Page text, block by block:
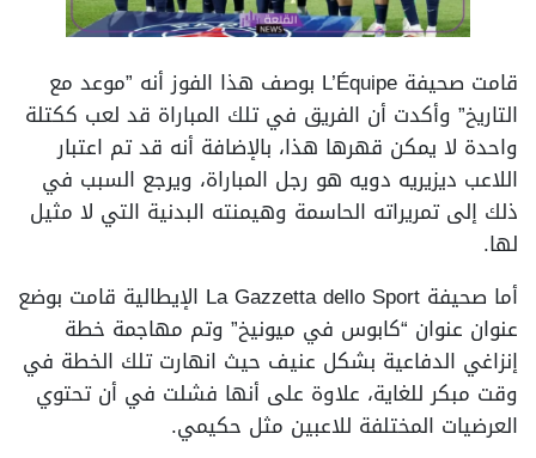
قامت صحيفة L’Équipe بوصف هذا الفوز أنه ”موعد مع
التاريخ” وأكدت أن الفريق في تلك المباراة قد لعب ككتلة
واحدة لا يمكن قهرها هذا، بالإضافة أنه قد تم اعتبار
اللاعب ديزيريه دويه هو رجل المباراة، ويرجع السبب في
ذلك إلى تمريراته الحاسمة وهيمنته البدنية التي لا مثيل
لها.
أما صحيفة La Gazzetta dello Sport الإيطالية قامت بوضع
عنوان عنوان “كابوس في ميونيخ” وتم مهاجمة خطة
إنزاغي الدفاعية بشكل عنيف حيث انهارت تلك الخطة في
وقت مبكر للغاية، علاوة على أنها فشلت في أن تحتوي
العرضيات المختلفة للاعبين مثل حكيمي.